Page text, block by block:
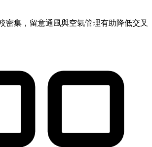
密集，留意通風與空氣管理有助降低交叉